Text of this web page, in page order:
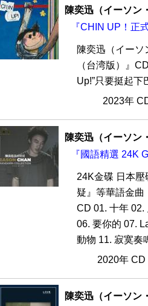
陳奕迅（イーソン
『CHIN UP！正
陳奕迅（イー
（台湾版）』
Up!”只要挺起
2023年
陳奕迅（イーソン
『國語精選 24K
24K金碟 日本
疑』等華語金
CD 01. 十年 02.
06. 要你的 07.
動物 11. 寂寞奏
2020年
陳奕迅（イーソン